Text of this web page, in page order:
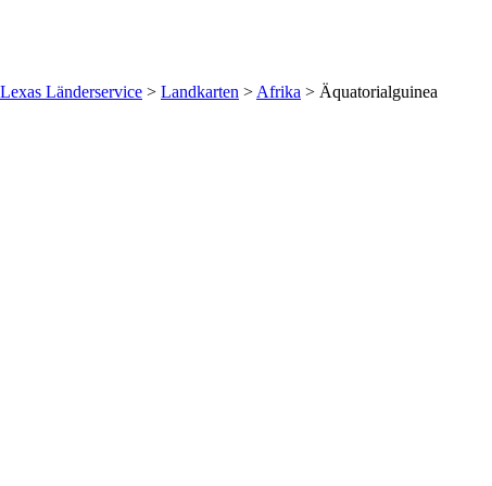
Lexas Länderservice > Landkarten > Afrika > Äquatorialguinea